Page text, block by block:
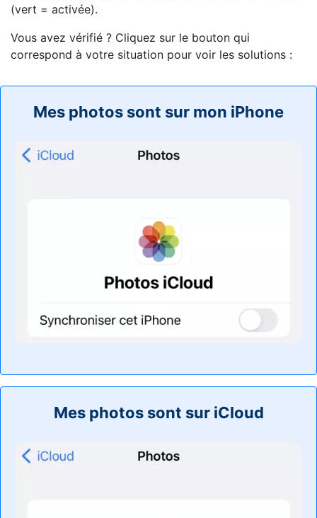
(vert = activée).
Vous avez vérifié ? Cliquez sur le bouton qui
correspond à votre situation pour voir les solutions :
Mes photos sont sur mon iPhone
Mes photos sont sur iCloud